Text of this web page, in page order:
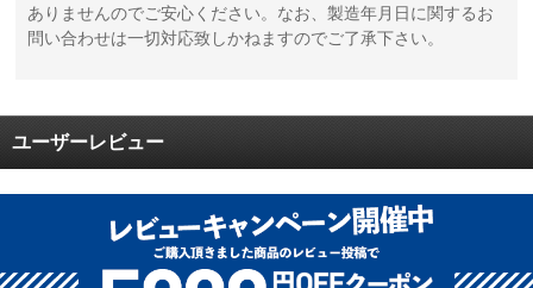
ありませんのでご安心ください。なお、製造年月日に関するお
問い合わせは一切対応致しかねますのでご了承下さい。
ユーザーレビュー